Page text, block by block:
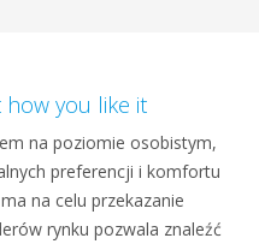
how you like it
na poziomie osobistym,
preferencji i komfortu
na celu przekazanie
rynku pozwala znaleźć